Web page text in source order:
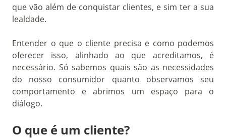
que vão além de conquistar clientes, e sim ter a sua
lealdade.
Entender o que o cliente precisa e como podemos
oferecer isso, alinhado ao que acreditamos, é
necessário. Só sabemos quais são as necessidades
do nosso consumidor quanto observamos seu
comportamento e abrimos um espaço para o
diálogo.
O que é um cliente?